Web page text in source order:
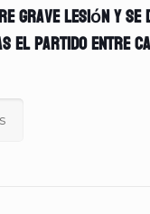
grave lesión y se
el partido entre